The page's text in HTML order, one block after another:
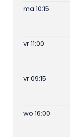
ma 10:15
vr 11:00
vr 09:15
wo 16:00